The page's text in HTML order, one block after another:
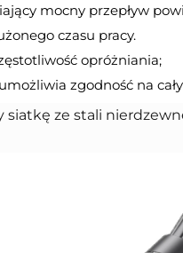
mocny przepływ
czasu pracy.
opróżniania;
umożliwia zgodność na
siatkę ze stali